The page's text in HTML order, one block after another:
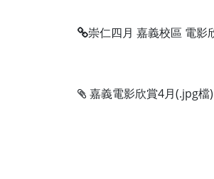
崇仁四月 嘉義校區 電
嘉義電影欣賞4月(.jpg檔)